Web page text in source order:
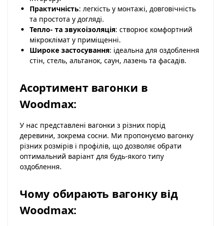
Практичність: легкість у монтажі, довговічність
та простота у догляді.
Тепло- та звукоізоляція: створює комфортний
мікроклімат у приміщенні.
Широке застосування: ідеальна для оздоблення
стін, стель, альтанок, саун, лазень та фасадів.
Асортимент вагонки в
Woodmax:
У нас представлені вагонки з різних порід
деревини, зокрема сосни. Ми пропонуємо вагонку
різних розмірів і профілів, що дозволяє обрати
оптимальний варіант для будь-якого типу
оздоблення.
Чому обирають вагонку від
Woodmax: